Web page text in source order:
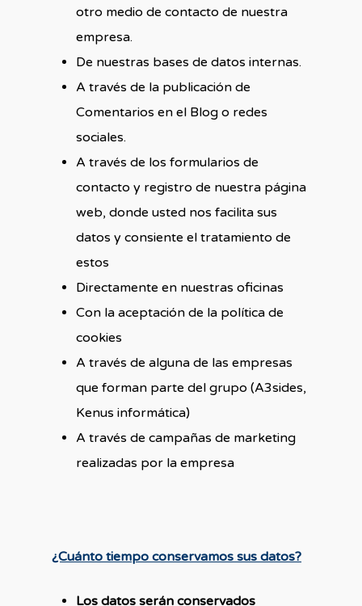
otro medio de contacto de nuestra
empresa.
De nuestras bases de datos internas.
A través de la publicación de
Comentarios en el Blog o redes
sociales.
A través de los formularios de
contacto y registro de nuestra página
web, donde usted nos facilita sus
datos y consiente el tratamiento de
estos
Directamente en nuestras oficinas
Con la aceptación de la política de
cookies
A través de alguna de las empresas
que forman parte del grupo (A3sides,
Kenus informática)
A través de campañas de marketing
realizadas por la empresa
¿Cuánto tiempo conservamos sus datos?
Los datos serán conservados